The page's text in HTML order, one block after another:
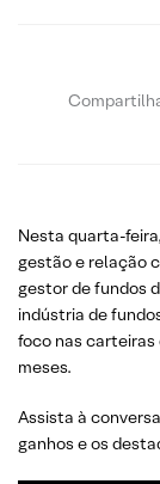
Nesta quarta-
gestão e relação
gestor de fundos
indústria de
foco nas carteiras
meses.
Assista à
ganhos e os